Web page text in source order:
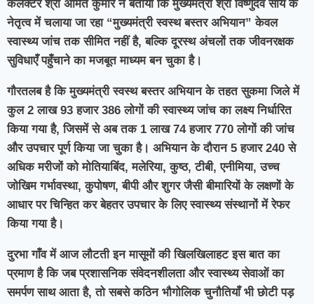
कलेक्टर श्री अमित कुमार ने बताया कि मुख्यमंत्री श्री विष्णुदेव साय के
नेतृत्व में चलाया जा रहा “मुख्यमंत्री स्वस्थ बस्तर अभियान” केवल
स्वास्थ्य जांच तक सीमित नहीं है, बल्कि दूरस्थ अंचलों तक जीवनरक्षक
सुविधाएँ पहुँचाने का मजबूत माध्यम बन चुका है।
गौरतलब है कि मुख्यमंत्री स्वस्थ बस्तर अभियान के तहत सुकमा जिले में
कुल 2 लाख 93 हजार 386 लोगों की स्वास्थ्य जांच का लक्ष्य निर्धारित
किया गया है, जिसमें से अब तक 1 लाख 74 हजार 770 लोगों की जांच
और उपचार पूर्ण किया जा चुका है। अभियान के दौरान 5 हजार 240 से
अधिक मरीजों को मोतियाबिंद, मलेरिया, कुष्ठ, टीबी, एनीमिया, उच्च
जोखिम गर्भावस्था, कुपोषण, बीपी और शुगर जैसी बीमारियों के लक्षणों के
आधार पर चिन्हित कर बेहतर उपचार के लिए स्वास्थ्य संस्थानों में रेफर
किया गया है।
दुरभा गाँव में आज लौटती इन मासूमों की खिलखिलाहट इस बात का
प्रमाण है कि जब प्रशासनिक संवेदनशीलता और स्वास्थ्य सेवाओं का
समर्पण साथ आता है, तो सबसे कठिन भौगोलिक चुनौतियाँ भी छोटी पड़